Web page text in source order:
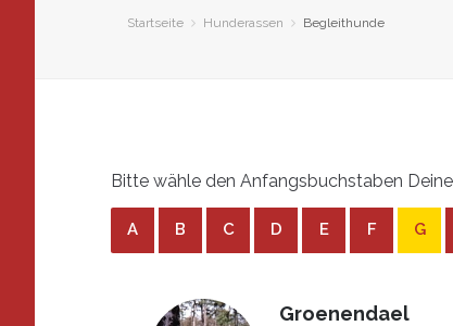
Startseite Hunderassen Begleithunde
Bitte wähle den Anfangsbuchstaben
A B C D E F G
Groenendael